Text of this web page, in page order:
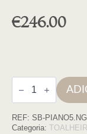
€246.00
Quantidade
de
Toalheiro
5
barras,
REF: SB-PIANO5.NG
Categoria: